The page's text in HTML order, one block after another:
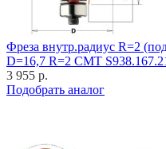
Фреза внутр.радиус R=2
D=16,7 R=2 CMT
3 955 р.
Подобрать аналог